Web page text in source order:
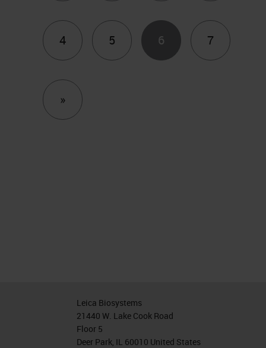
4 5 6 7
»Next
Leica Biosystems
21440 W. Lake Cook Road
Floor 5
Deer Park, IL 60010 United States